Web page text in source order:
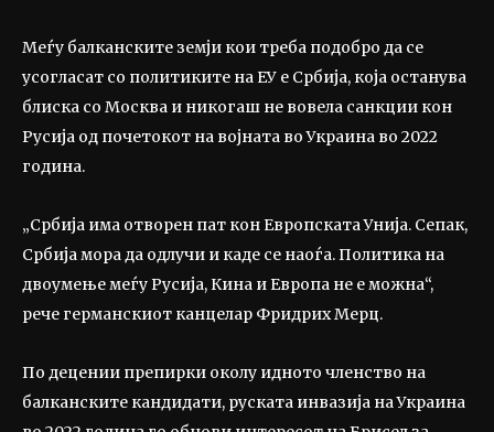
Меѓу балканските земји кои треба подобро да се
усогласат со политиките на ЕУ е Србија, која останува
блиска со Москва и никогаш не вовела санкции кон
Русија од почетокот на војната во Украина во 2022
година.
„Србија има отворен пат кон Европската Унија. Сепак,
Србија мора да одлучи и каде се наоѓа. Политика на
двоумење меѓу Русија, Кина и Европа не е можна“,
рече германскиот канцелар Фридрих Мерц.
По децении препирки околу идното членство на
балканските кандидати, руската инвазија на Украина